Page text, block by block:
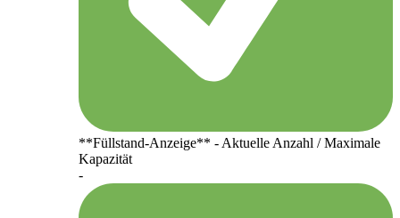
**Füllstand-Anzeige** - Aktuelle Anzahl / Maximale
Kapazität
-